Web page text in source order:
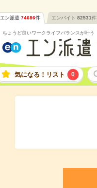
エン派遣 74686件 エンバイト 82531件
ちょうど良いワークライフバランスが叶う
気になる！リスト 0